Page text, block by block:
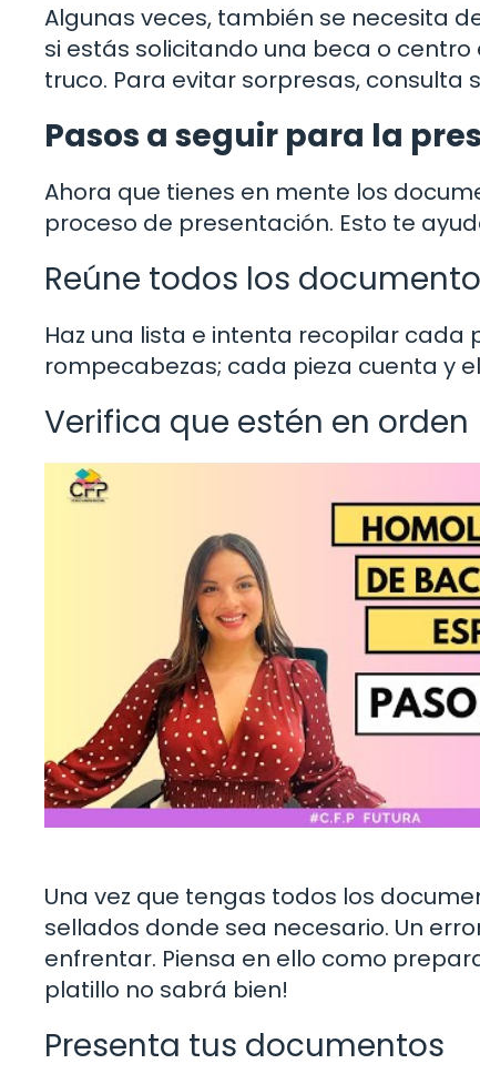
Algunas veces, también se necesita
si estás solicitando una beca o
truco. Para evitar sorpresas, consulta
Pasos a seguir para la
Ahora que tienes en mente los
proceso de presentación. Esto te
Reúne todos los
Haz una lista e intenta recopilar
rompecabezas; cada pieza cuenta y
Verifica que estén en orden
Una vez que tengas todos los
sellados donde sea necesario. Un
enfrentar. Piensa en ello como
platillo no sabrá bien!
Presenta tus documentos